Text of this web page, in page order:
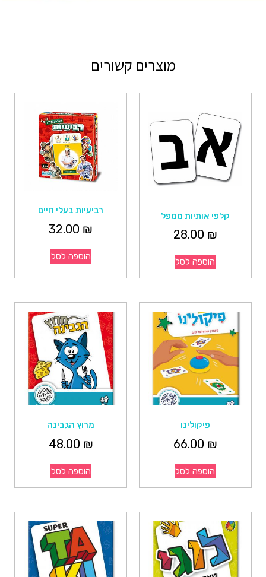
מוצרים קשורים
קלפי אותיות ממפל
28.00 ₪
הוספה לסל
רביעיות בעלי חיים
32.00 ₪
הוספה לסל
פיקולינו
66.00 ₪
הוספה לסל
מרוץ הגבינה
48.00 ₪
הוספה לסל